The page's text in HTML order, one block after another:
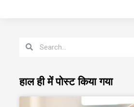
हाल ही में पोस्ट किया गया